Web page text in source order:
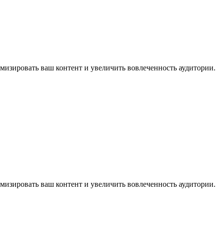
ваш контент и увеличить вовлеченность аудитории.
ваш контент и увеличить вовлеченность аудитории.